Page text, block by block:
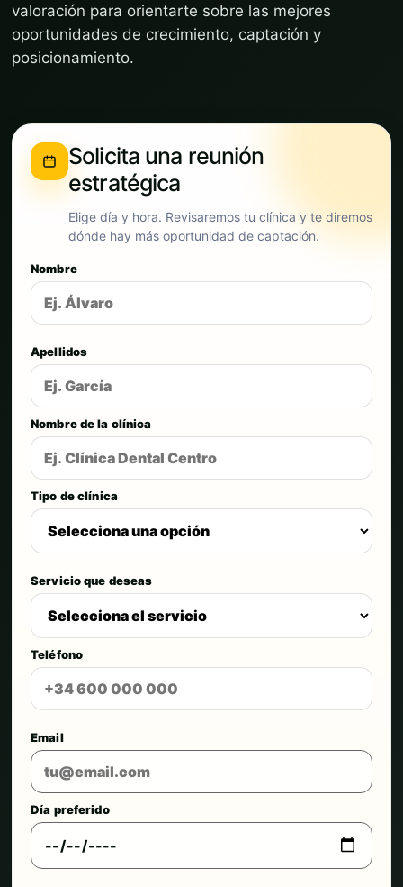
valoración para orientarte sobre las mejores
oportunidades de crecimiento, captación y
posicionamiento.
Solicita una reunión
estratégica
Elige día y hora. Revisaremos tu clínica y te diremos
dónde hay más oportunidad de captación.
Nombre
Apellidos
Nombre de la clínica
Tipo de clínica
Servicio que deseas
Teléfono
Email
Día preferido